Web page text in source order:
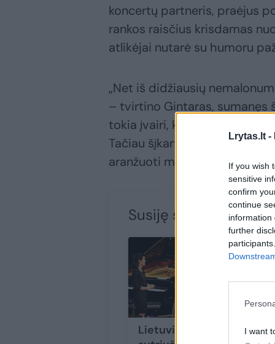
Lrytas.lt -
If you wish
sensitive
confirm
continue
information
further
I want
koncertų partneris, praėjus
rankos raisčius krisdamas
atlikėjai nutarė su humoru
„Net iš didžiausių
– tvirtino Gintaras, sumanęs
tokia įvairi, kad pristabdytas
Tačiau šįkart jis nenorėjo
aranžuoti muzikos dešinei
Susiję straipsniai
Lietuvių pianistas